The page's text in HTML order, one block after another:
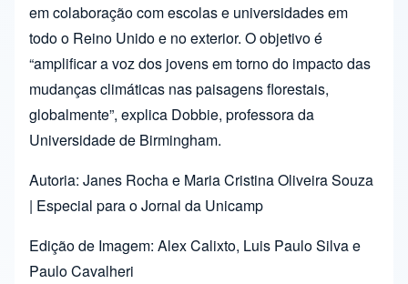
em colaboração com escolas e universidades em
todo o Reino Unido e no exterior. O objetivo é
“amplificar a voz dos jovens em torno do impacto das
mudanças climáticas nas paisagens florestais,
globalmente”, explica Dobbie, professora da
Universidade de Birmingham.
Autoria: Janes Rocha e Maria Cristina Oliveira Souza
| Especial para o Jornal da Unicamp
Edição de Imagem: Alex Calixto, Luis Paulo Silva e
Paulo Cavalheri